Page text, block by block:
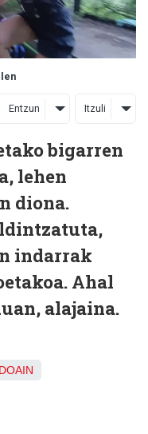
Entzun Itzuli
bigarren
lehen
diona.
indarrak
Ahal
alajaina.